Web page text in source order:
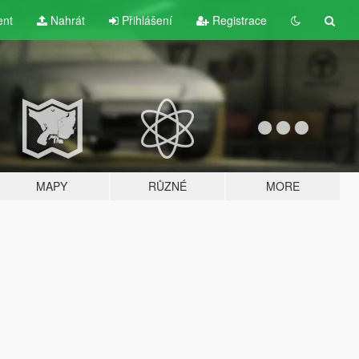
Nahrát Přihlášení Registrace
MAPY RŮZNÉ MORE